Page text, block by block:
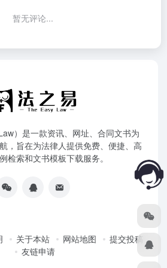
暂无评论...
）是一款资讯、网址、合同文书为
，旨在为法律人提供免费、便捷、高
检索和文书模板下载服务。
关于本站 网站地图
提交投稿
友链申请